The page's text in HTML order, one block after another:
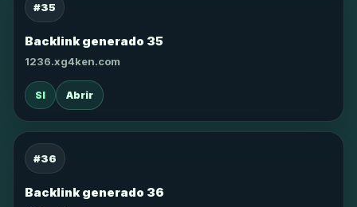
#35
Backlink generado 35
1236.xg4ken.com
SI Abrir
#36
Backlink generado 36